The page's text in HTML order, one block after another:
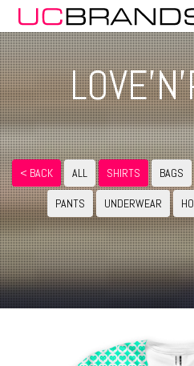
< BACK ALL SHIRTS BAGS
PANTS UNDERWEAR